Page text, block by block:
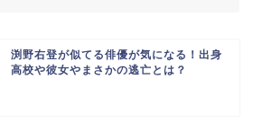
渕野右登が似てる俳優が気になる！出身
高校や彼女やまさかの逃亡とは？